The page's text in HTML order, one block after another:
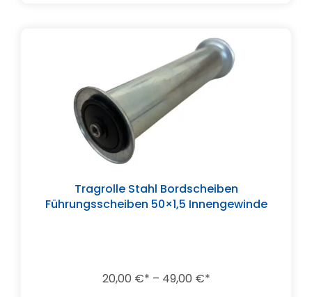
Tragrolle Stahl Bordscheiben
Führungsscheiben 50×1,5 Innengewinde
20,00 € – 49,00 €